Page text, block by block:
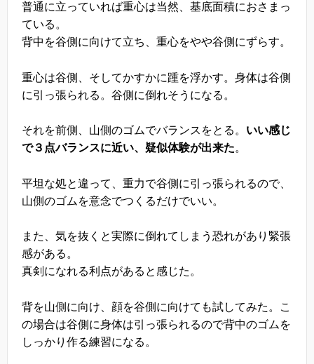
普通に立っていれば重心は当然、基底面積におさまっ
ている。
背中を谷側に向けて立ち、重心をやや谷側にずらす。
重心は谷側、そしてかすかに踵を浮かす。身体は谷側
に引っ張られる。谷側に倒れそうになる。
それを前側、山側のゴムでバランスをとる。 いい感じ
で３点バランスに近い、疑似体験が出来た。
平坦な処と違って、重力で谷側に引っ張られるので、
山側のゴムを意念でつくるだけでいい。
また、気を抜くと実際に倒れてしまう恐れがあり緊張
感がある。
真剣になれる利点があると感じた。
背を山側に向け、顔を谷側に向けても試してみた。こ
の場合は谷側に身体は引っ張られるので背中のゴムを
しっかり作る練習になる。